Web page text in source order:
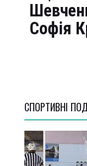
Софія
СПОРТИВНI